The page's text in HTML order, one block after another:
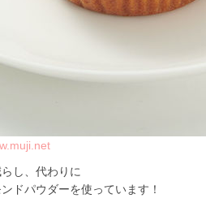
し、代わりに
ドパウダーを使っています！